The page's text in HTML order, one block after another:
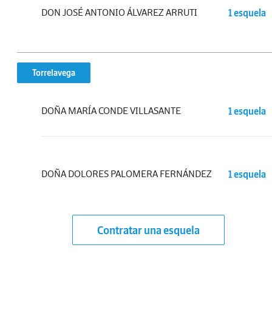
DON JOSÉ ANTONIO ÁLVAREZ ARRUTI 1 esquela
Torrelavega
DOÑA MARÍA CONDE VILLASANTE 1 esquela
DOÑA DOLORES PALOMERA FERNÁNDEZ 1 esquela
Contratar una esquela